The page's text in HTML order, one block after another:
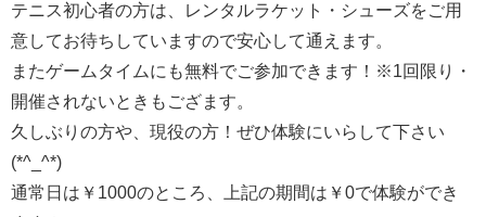
テニス初心者の方は、レンタルラケット・シューズをご用
意してお待ちしていますので安心して通えます。
またゲームタイムにも無料でご参加できます！※1回限り・
開催されないときもござます。
久しぶりの方や、現役の方！ぜひ体験にいらして下さい
(*^_^*)
通常日は￥1000のところ、上記の期間は￥0で体験ができ